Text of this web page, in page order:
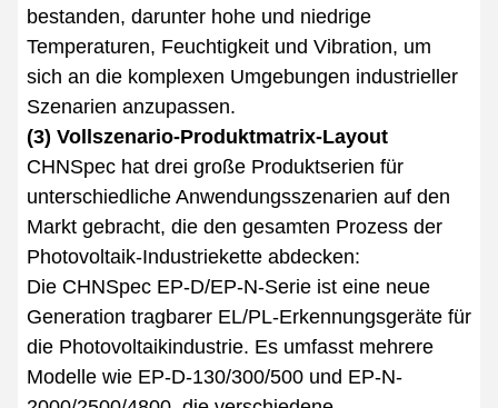
bestanden, darunter hohe und niedrige
Temperaturen, Feuchtigkeit und Vibration, um
sich an die komplexen Umgebungen industrieller
Szenarien anzupassen.
(3) Vollszenario-Produktmatrix-Layout
CHNSpec hat drei große Produktserien für
unterschiedliche Anwendungsszenarien auf den
Markt gebracht, die den gesamten Prozess der
Photovoltaik-Industriekette abdecken:
Die CHNSpec EP-D/EP-N-Serie ist eine neue
Generation tragbarer EL/PL-Erkennungsgeräte für
die Photovoltaikindustrie. Es umfasst mehrere
Modelle wie EP-D-130/300/500 und EP-N-